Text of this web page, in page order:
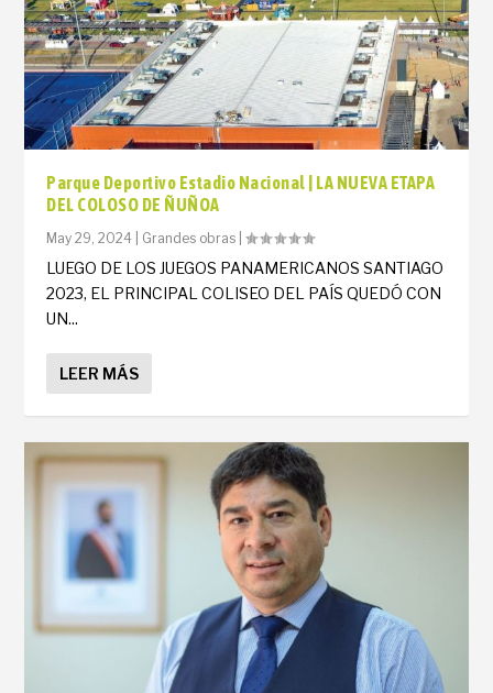
Parque Deportivo Estadio Nacional | LA NUEVA ETAPA
DEL COLOSO DE ÑUÑOA
May 29, 2024 Grandes obras |
LUEGO DE LOS JUEGOS PANAMERICANOS SANTIAGO
2023, EL PRINCIPAL COLISEO DEL PAÍS QUEDÓ CON
UN...
LEER MÁS